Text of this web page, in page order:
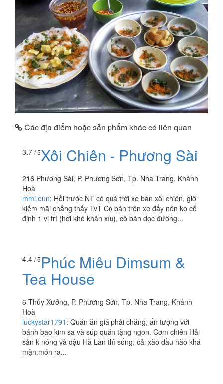
Các địa điểm hoặc sản phẩm khác có liên quan
3.7 / 5Xôi Chiên - Phương Sài
216 Phương Sài, P. Phương Sơn, Tp. Nha Trang, Khánh
Hoà
mmi.eun: Hồi trước NT có quá trời xe bán xôi chiên, giờ
kiếm mãi chẳng thấy TvT Cô bán trên xe đẩy nên ko cố
định 1 vị trí (hơi khó khăn xíu), cô bán dọc đường...
4.4 / 5Phúc Miêu Dimsum &
Tea House
6 Thủy Xưởng, P. Phương Sơn, Tp. Nha Trang, Khánh
Hoà
luckystar1791 : Quán ăn giá phải chăng, ấn tượng với
bánh bao kim sa và súp quán tặng ngon. Cơm chiên Hải
sản k nóng và đậu Hà Lan thì sống, cải xào dầu hào khá
mặn.món ra...